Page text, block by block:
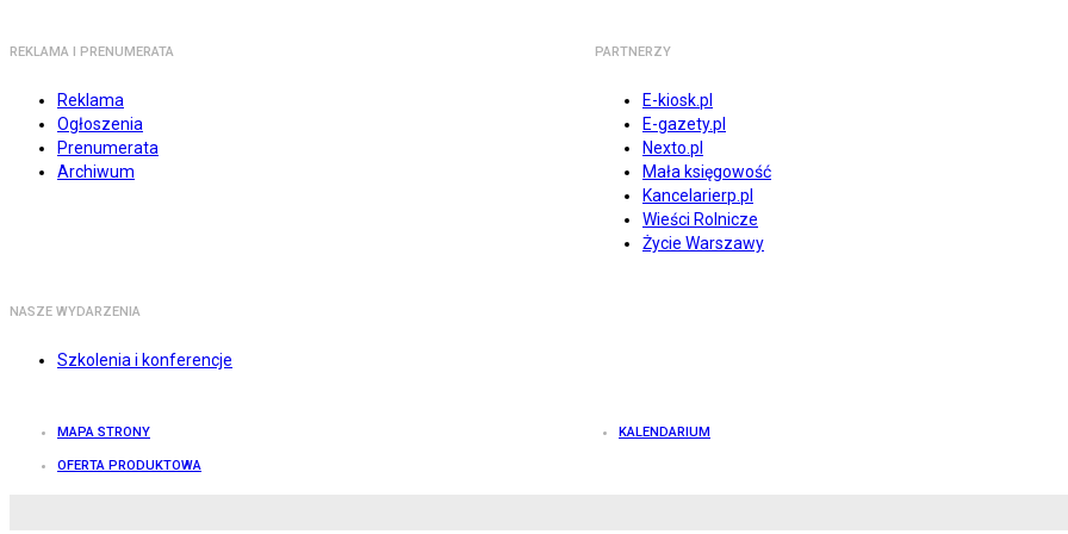
REKLAMA I PRENUMERATA
Reklama
Ogłoszenia
Prenumerata
Archiwum
PARTNERZY
E-kiosk.pl
E-gazety.pl
Nexto.pl
Mała księgowość
Kancelarierp.pl
Wieści Rolnicze
Życie Warszawy
NASZE WYDARZENIA
Szkolenia i konferencje
MAPA STRONY KALENDARIUM
OFERTA PRODUKTOWA